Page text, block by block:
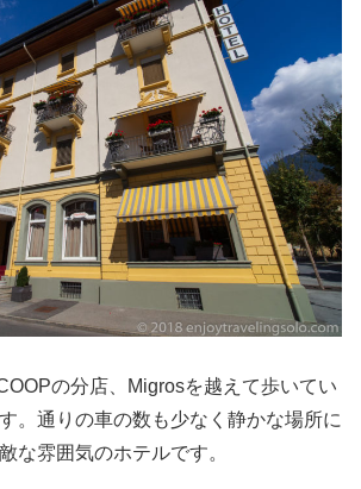
の分店、Migrosを越えて歩いてい
。通りの車の数も少なく静かな場所に
な雰囲気のホテルです。